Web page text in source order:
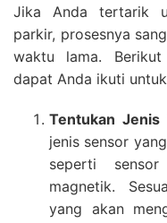
Jika Anda tertarik
parkir, prosesnya
waktu lama.
dapat Anda ikuti
Tentukan Jenis
jenis sensor
seperti
magnetik.
yang akan